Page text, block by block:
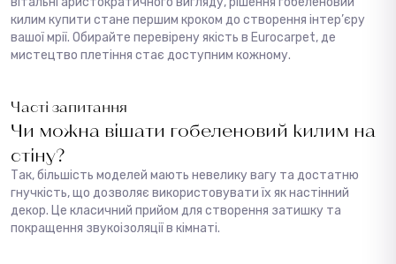
килим купити стане першим кроком до створення інтер’єру
вашої мрії. Обирайте перевірену якість в Eurocarpet, де
мистецтво плетіння стає доступним кожному.
Часті запитання
Чи можна вішати гобеленовий килим на
стіну?
Так, більшість моделей мають невелику вагу та достатню
гнучкість, що дозволяє використовувати їх як настінний
декор. Це класичний прийом для створення затишку та
покращення звукоізоляції в кімнаті.